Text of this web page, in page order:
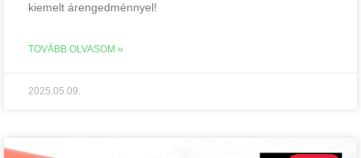
kiemelt árengedménnyel!
TOVÁBB OLVASOM »
2025.05.09.